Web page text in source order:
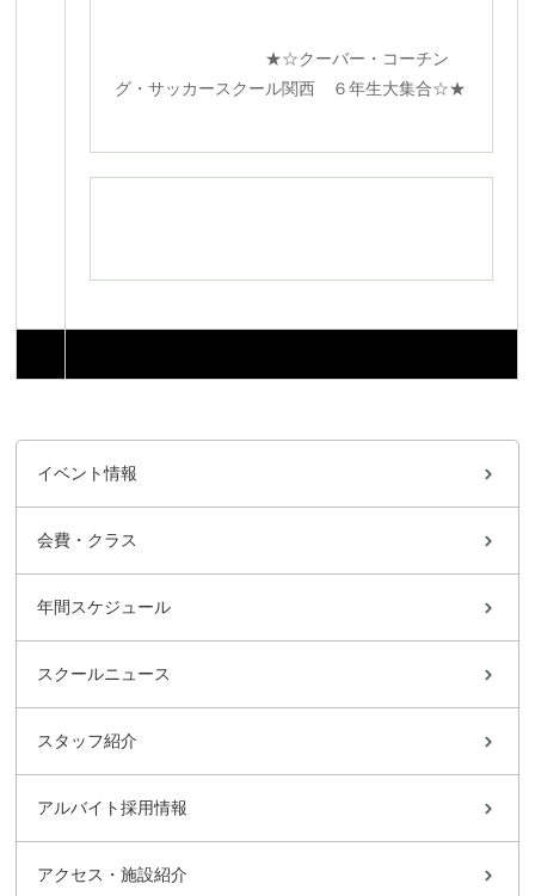
★☆クーバー・コーチン
グ・サッカースクール関西 ６年生大集合☆★
イベント情報
会費・クラス
年間スケジュール
スクールニュース
スタッフ紹介
アルバイト採用情報
アクセス・施設紹介